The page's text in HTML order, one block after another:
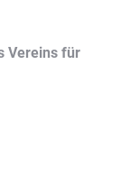
Vereins für